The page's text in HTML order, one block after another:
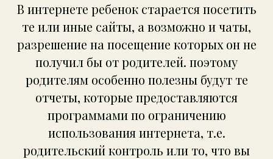
В интернете ребенок старается посетить
те или иные сайты, а возможно и чаты,
разрешение на посещение которых он не
получил бы от родителей. поэтому
родителям особенно полезны будут те
отчеты, которые предоставляются
программами по ограничению
использования интернета, т.е.
родительский контроль или то, что вы